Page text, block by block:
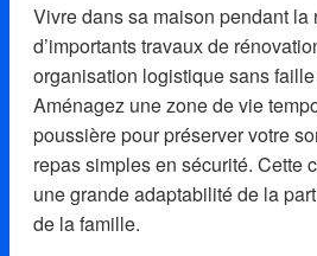
Vivre dans sa maison pendant la
d’importants travaux de
organisation logistique sans
Aménagez une zone de vie
poussière pour préserver votre
repas simples en sécurité. Cette
une grande adaptabilité de la
de la famille.